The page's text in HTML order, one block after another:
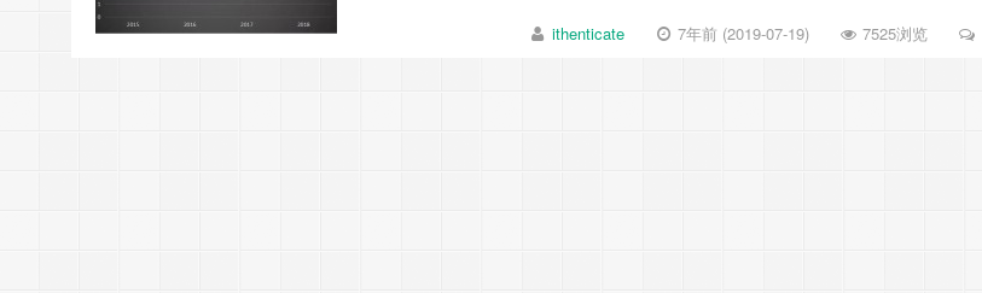
ithenticate 7年前 (2019-07-19) 7525浏览